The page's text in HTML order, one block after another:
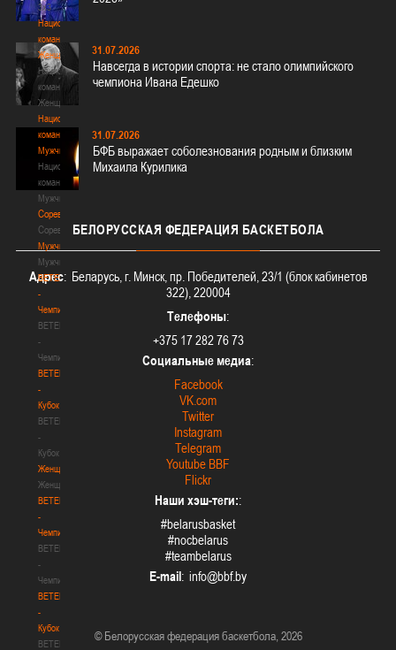
3х3
Национальная
команда.
Женщины
Национальная
команда.
Женщины
Национальная
команда.
Мужчины
Национальная
команда.
Мужчины
Соревнования
Соревнования
Мужчины
Мужчины
BETERA
-
Чемпионат
BETERA
-
Чемпионат
BETERA
-
Кубок
BETERA
-
Кубок
Женщины
Женщины
BETERA
-
Чемпионат
BETERA
-
Чемпионат
BETERA
-
Кубок
BETERA
31.07.2026
Навсегда в истории спорта: не стало олимпийского
чемпиона Ивана Едешко
31.07.2026
БФБ выражает соболезнования родным и близким
Михаила Курилика
БЕЛОРУССКАЯ ФЕДЕРАЦИЯ БАСКЕТБОЛА
Адрес: Беларусь, г. Минск, пр. Победителей, 23/1 (блок кабинетов
322), 220004
Телефоны:
+375 17 282 76 73
Социальные медиа:
Facebook
VK.com
Twitter
Instagram
Telegram
Youtube BBF
Flickr
Наши хэш-теги::
#belarusbasket
#nocbelarus
#teambelarus
E-mail:
© Белорусская федерация баскетбола, 2026